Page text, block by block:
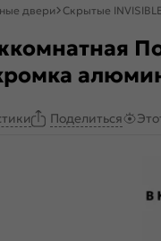
двери Скрытые
Поделиться